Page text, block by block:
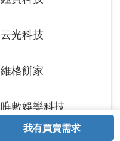
與我聯繫 會員中心
云光科技
維格餅家
唯數娛樂科技
我有買賣需求